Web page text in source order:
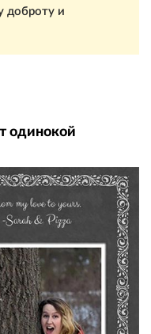
доброту и
одинокой